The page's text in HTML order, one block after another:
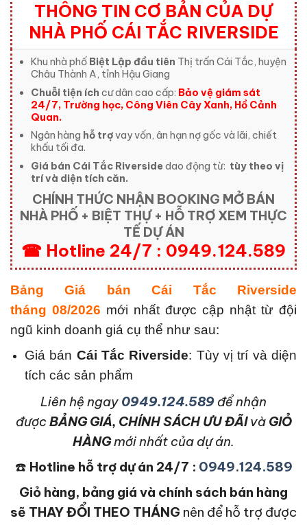
THÔNG TIN CƠ BẢN CỦA DỰ
NHÀ PHỐ CÁI TẮC RIVERSIDE
Khu nhà phố Biệt Lập đầu tiên Thị trấn Cái Tắc, huyện
Châu Thành A, tỉnh Hậu Giang
Chuỗi tiện ích cư dân cao cấp: Bảo vệ giám sát
24/7, Trường học, Công Viên Cây Xanh, Hồ Cảnh
Quan.
Ngân hàng hỗ trợvay vốn, ân hạn nợ gốc và lãi, chiết
khấu tối đa.
Giá bán Cái Tắc Riversidedao động từ: tùy theo vị
trí và diện tích căn.
CHÍNH THỨC NHẬN BOOKING MỞ BÁN
NHÀ PHỐ + BIỆT THỰ + HỖ TRỢ XEM THỰC
TẾ DỰ ÁN
☎ Hotline 24/7 : 0949.124.589
Bảng Giá bán Cái Tắc Riverside
tháng 08/2026 mới nhất được cập nhật từ đội
ngũ kinh doanh giá cụ thể như sau:
Giá bán Cái Tắc Riverside: Tùy vị trí và diện
tích các sản phẩm
Liên hệ ngay 0949.124.589 để nhận
được BẢNG GIÁ, CHÍNH SÁCH ƯU ĐÃIvàGIỎ
HÀNGmới nhất của dự án.
☎️ Hotline hỗ trợ dự án 24/7 : 0949.124.589
Giỏ hàng, bảng giá và chính sách bán hàng
sẽ THAY ĐỔI THEO THÁNG nên để hỗ trợ được